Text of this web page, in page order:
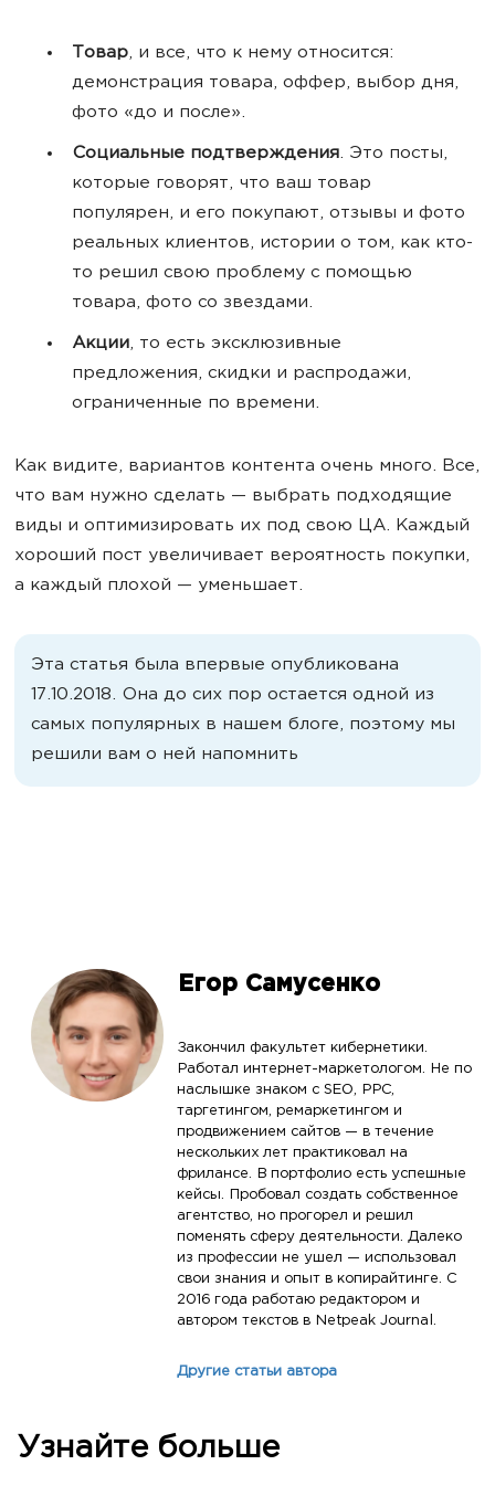
Товар, и все, что к нему относится:
демонстрация товара, оффер, выбор дня,
фото «до и после».
Социальные подтверждения. Это посты,
которые говорят, что ваш товар
популярен, и его покупают, отзывы и фото
реальных клиентов, истории о том, как кто-
то решил свою проблему с помощью
товара, фото со звездами.
Акции, то есть эксклюзивные
предложения, скидки и распродажи,
ограниченные по времени.
Как видите, вариантов контента очень много. Все,
что вам нужно сделать — выбрать подходящие
виды и оптимизировать их под свою ЦА. Каждый
хороший пост увеличивает вероятность покупки,
а каждый плохой — уменьшает.
Эта статья была впервые опубликована
17.10.2018. Она до сих пор остается одной из
самых популярных в нашем блоге, поэтому мы
решили вам о ней напомнить
Егор Самусенко
Закончил факультет кибернетики.
Работал интернет-маркетологом. Не по
наслышке знаком с SEO, PPC,
таргетингом, ремаркетингом и
продвижением сайтов — в течение
нескольких лет практиковал на
фрилансе. В портфолио есть успешные
кейсы. Пробовал создать собственное
агентство, но прогорел и решил
поменять сферу деятельности. Далеко
из профессии не ушел — использовал
свои знания и опыт в копирайтинге. С
2016 года работаю редактором и
автором текстов в Netpeak Journal.
Другие статьи автора
Узнайте больше